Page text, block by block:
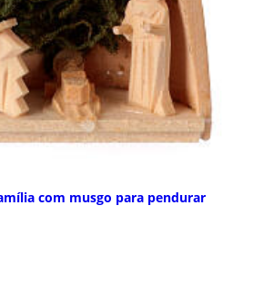
com musgo para pendurar